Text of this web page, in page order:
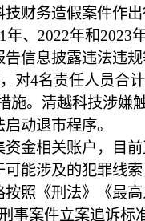
财务造假案件作出
、2022年和2023
信息披露违法违
对4名责任人员合
施。清越科技涉嫌
动退市程序。
金相关账户，目前
能涉及的犯罪线
照《刑法》《最
事案件立案追诉标